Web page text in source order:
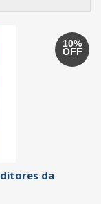
10%
OFF
da